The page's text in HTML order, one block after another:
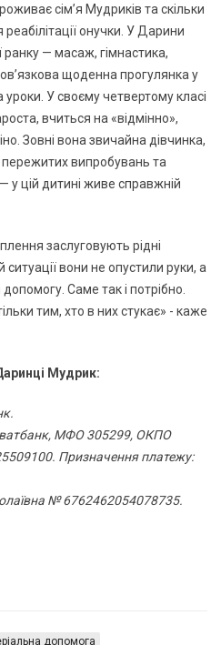
сім’я Мудриків та скільки
онучки. У Дарини
— масаж, гімнастика,
щоденна прогулянка у
уроки. У своєму четвертому класі
вчиться на «відмінно»,
Зовні вона звичайна дівчинка,
випробувань та
у цій дитині живе справжній
заслуговують рідні
вони не опустили руки, а
Саме так і потрібно.
тим, хто в них стукає» - каже
Мудрик:
МФО 305299, ОКПО
Призначення платежу:
№ 6762462054078735.
допомога